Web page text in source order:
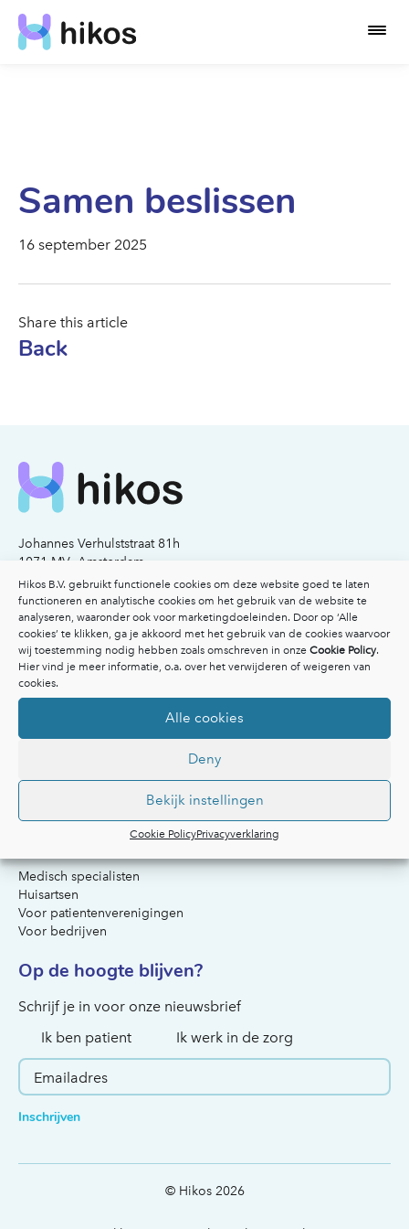
Hikos B.V. gebruikt functionele cookies om deze website goed te laten
functioneren en analytische cookies om het gebruik van de website te
analyseren, waaronder ook voor marketingdoeleinden. Door op ‘Alle
cookies’ te klikken, ga je akkoord met het gebruik van de cookies waarvoor
wij toestemming nodig hebben zoals omschreven in onze Cookie Policy.
Hier vind je meer informatie, o.a. over het verwijderen of weigeren van
cookies.
Alle cookies
Deny
Bekijk instellingen
Cookie PolicyPrivacyverklaring
Hoe kunnen we je helpen?
Samen beslissen
16 september 2025
Share this article
Back
Johannes Verhulststraat 81h
1071 MV Amsterdam
KvK nummer: 77341503
Email:info@hikos.nl
Bel:020-2117206
Voor patiënten
Voor patiënten
Veelgestelde vragen
Afspraak maken
Ik heb een klacht
Medisch specialisten
Huisartsen
Voor patientenverenigingen
Voor bedrijven
Op de hoogte blijven?
Schrijf je in voor onze nieuwsbrief
Ik ben patient
Ik werk in de zorg
Inschrijven
© Hikos 2026